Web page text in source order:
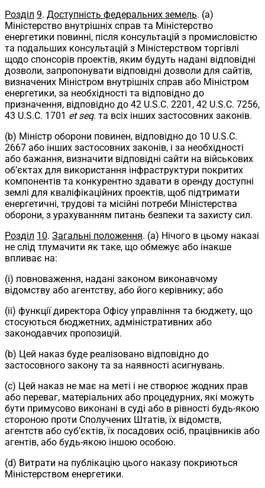
Розділ 9. Доступність федеральних земель. (a)
Міністерство внутрішніх справ та Міністерство
енергетики повинні, після консультацій з промисловістю
та подальших консультацій з Міністерством торгівлі
щодо спонсорів проектів, яким будуть надані відповідні
дозволи, запропонувати відповідні дозволи для сайтів,
визначених Міністром внутрішніх справ або Міністром
енергетики, за необхідності та відповідно до
призначення, відповідно до 42 U.S.C. 2201, 42 U.S.C. 7256,
43 U.S.C. 1701 et seq. та всіх інших застосовних законів.
(b) Міністр оборони повинен, відповідно до 10 U.S.C.
2667 або інших застосовних законів, і за необхідності
або бажання, визначити відповідні сайти на військових
об’єктах для використання інфраструктури покритих
компонентів та конкурентно здавати в оренду доступні
землі для кваліфікаційних проектів, щоб підтримати
енергетичні, трудові та місійні потреби Міністерства
оборони, з урахуванням питань безпеки та захисту сил.
Розділ 10. Загальні положення. (a) Нічого в цьому наказі
не слід тлумачити як таке, що обмежує або інакше
впливає на:
(i) повноваження, надані законом виконавчому
відомству або агентству, або його керівнику; або
(ii) функції директора Офісу управління та бюджету, що
стосуються бюджетних, адміністративних або
законодавчих пропозицій.
(b) Цей наказ буде реалізовано відповідно до
застосовного закону та за наявності асигнувань.
(c) Цей наказ не має на меті і не створює жодних прав
або переваг, матеріальних або процедурних, які можуть
бути примусово виконані в суді або в рівності будь-якою
стороною проти Сполучених Штатів, їх відомств,
агентств або суб’єктів, їх посадових осіб, працівників або
агентів, або будь-якою іншою особою.
(d) Витрати на публікацію цього наказу покриються
Міністерством енергетики.